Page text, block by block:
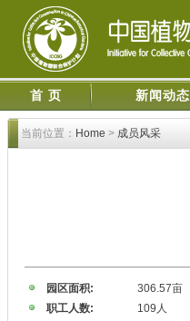
首 页 新闻动态
当前位置： Home > 成员风采
园区面积:
306.57亩
职工人数:
109人